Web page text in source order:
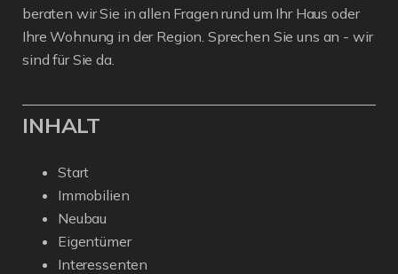
beraten wir Sie in allen Fragen rund um Ihr Haus oder
Ihre Wohnung in der Region. Sprechen Sie uns an - wir
sind für Sie da.
INHALT
Start
Immobilien
Neubau
Eigentümer
Interessenten